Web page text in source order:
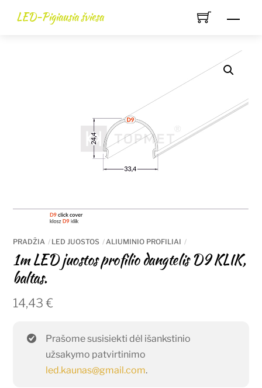
LED-Pigiausia šviesa
PRADŽIA LED JUOSTOS ALIUMINIO PROFILIAI
1m LED juostos profilio dangtelis D9 KLIK,
baltas.
14,43€
Prašome susisiekti dėl išankstinio
užsakymo patvirtinimo
led.kaunas@gmail.com.